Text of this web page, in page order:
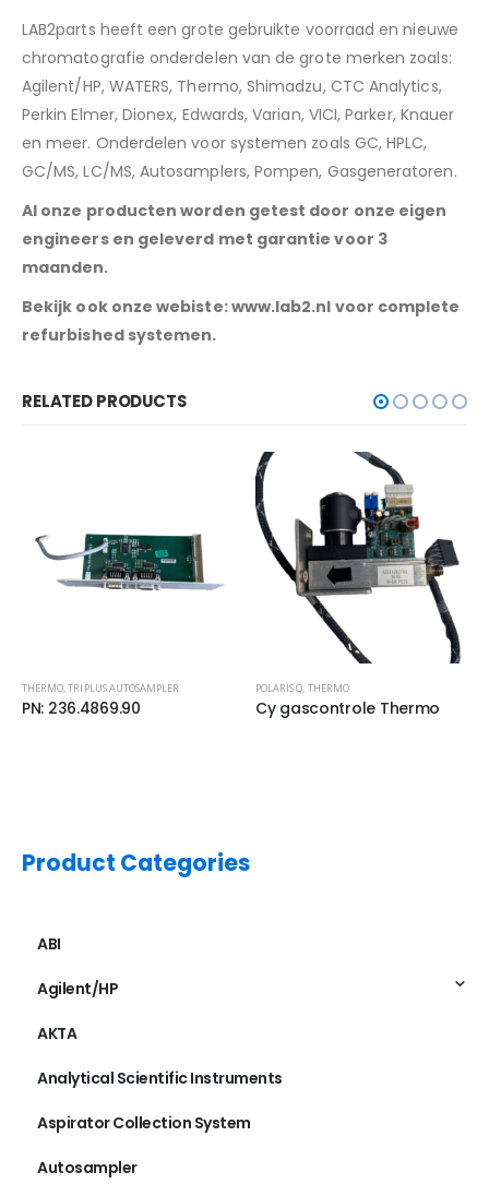
LAB2parts heeft een grote gebruikte voorraad en nieuwe
chromatografie onderdelen van de grote merken zoals:
Agilent/HP, WATERS, Thermo, Shimadzu, CTC Analytics,
Perkin Elmer, Dionex, Edwards, Varian, VICI, Parker, Knauer
en meer. Onderdelen voor systemen zoals GC, HPLC,
GC/MS, LC/MS, Autosamplers, Pompen, Gasgeneratoren.
Al onze producten worden getest door onze eigen
engineers en geleverd met garantie voor 3
maanden.
Bekijk ook onze webiste: www.lab2.nl voor complete
refurbished systemen.
RELATED PRODUCTS
POLARIS Q,THERMO
Cy gascontrole Thermo
THERMO,TRIPLUS AUTOSAMPLER
PN: 236.486.85
Product Categories
ABI
Agilent/HP
AKTA
Analytical Scientific Instruments
Aspirator Collection System
Autosampler